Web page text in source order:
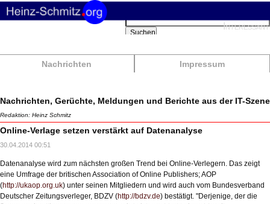
Nachrichten Impressum
Suchbegriffe
Suchen
Nachrichten, Gerüchte, Meldungen und Berichte aus der IT-Szene
Redaktion: Heinz Schmitz
Online-Verlage setzen verstärkt auf Datenanalyse
30.04.2014 00:51
Datenanalyse wird zum nächsten großen Trend bei Online-Verlegern. Das zeigt
eine Umfrage der britischen Association of Online Publishers; AOP
(http://ukaop.org.uk) unter seinen Mitgliedern und wird auch vom Bundesverband
Deutscher Zeitungsverleger, BDZV (http://bdzv.de) bestätigt. "Derjenige, der die